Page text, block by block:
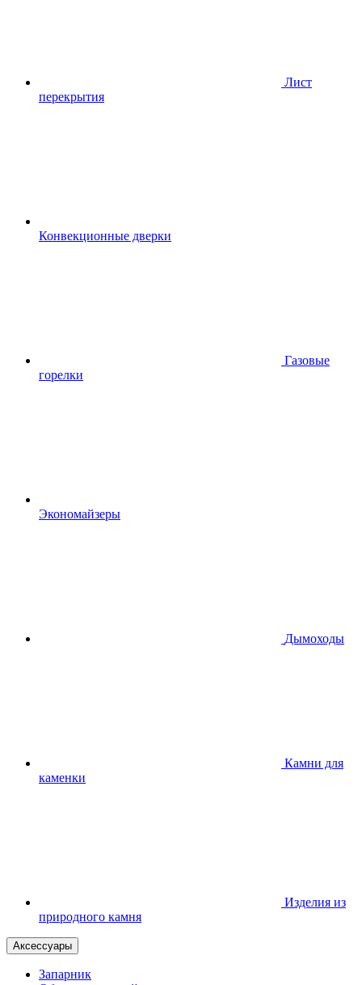
Лист
перекрытия
Конвекционные дверки
Газовые
горелки
Экономайзеры
Дымоходы
Камни для
каменки
Изделия из
природного камня
Аксессуары
Запарник